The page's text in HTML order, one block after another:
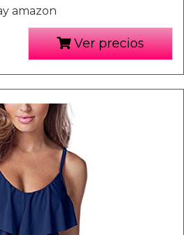
amazon
Ver precios